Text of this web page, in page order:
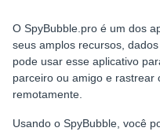
O SpyBubble.pro é um dos
seus amplos recursos,
pode usar esse aplicativo
parceiro ou amigo e rastrear
remotamente.
Usando o SpyBubble, você